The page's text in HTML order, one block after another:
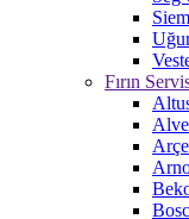
Fırın